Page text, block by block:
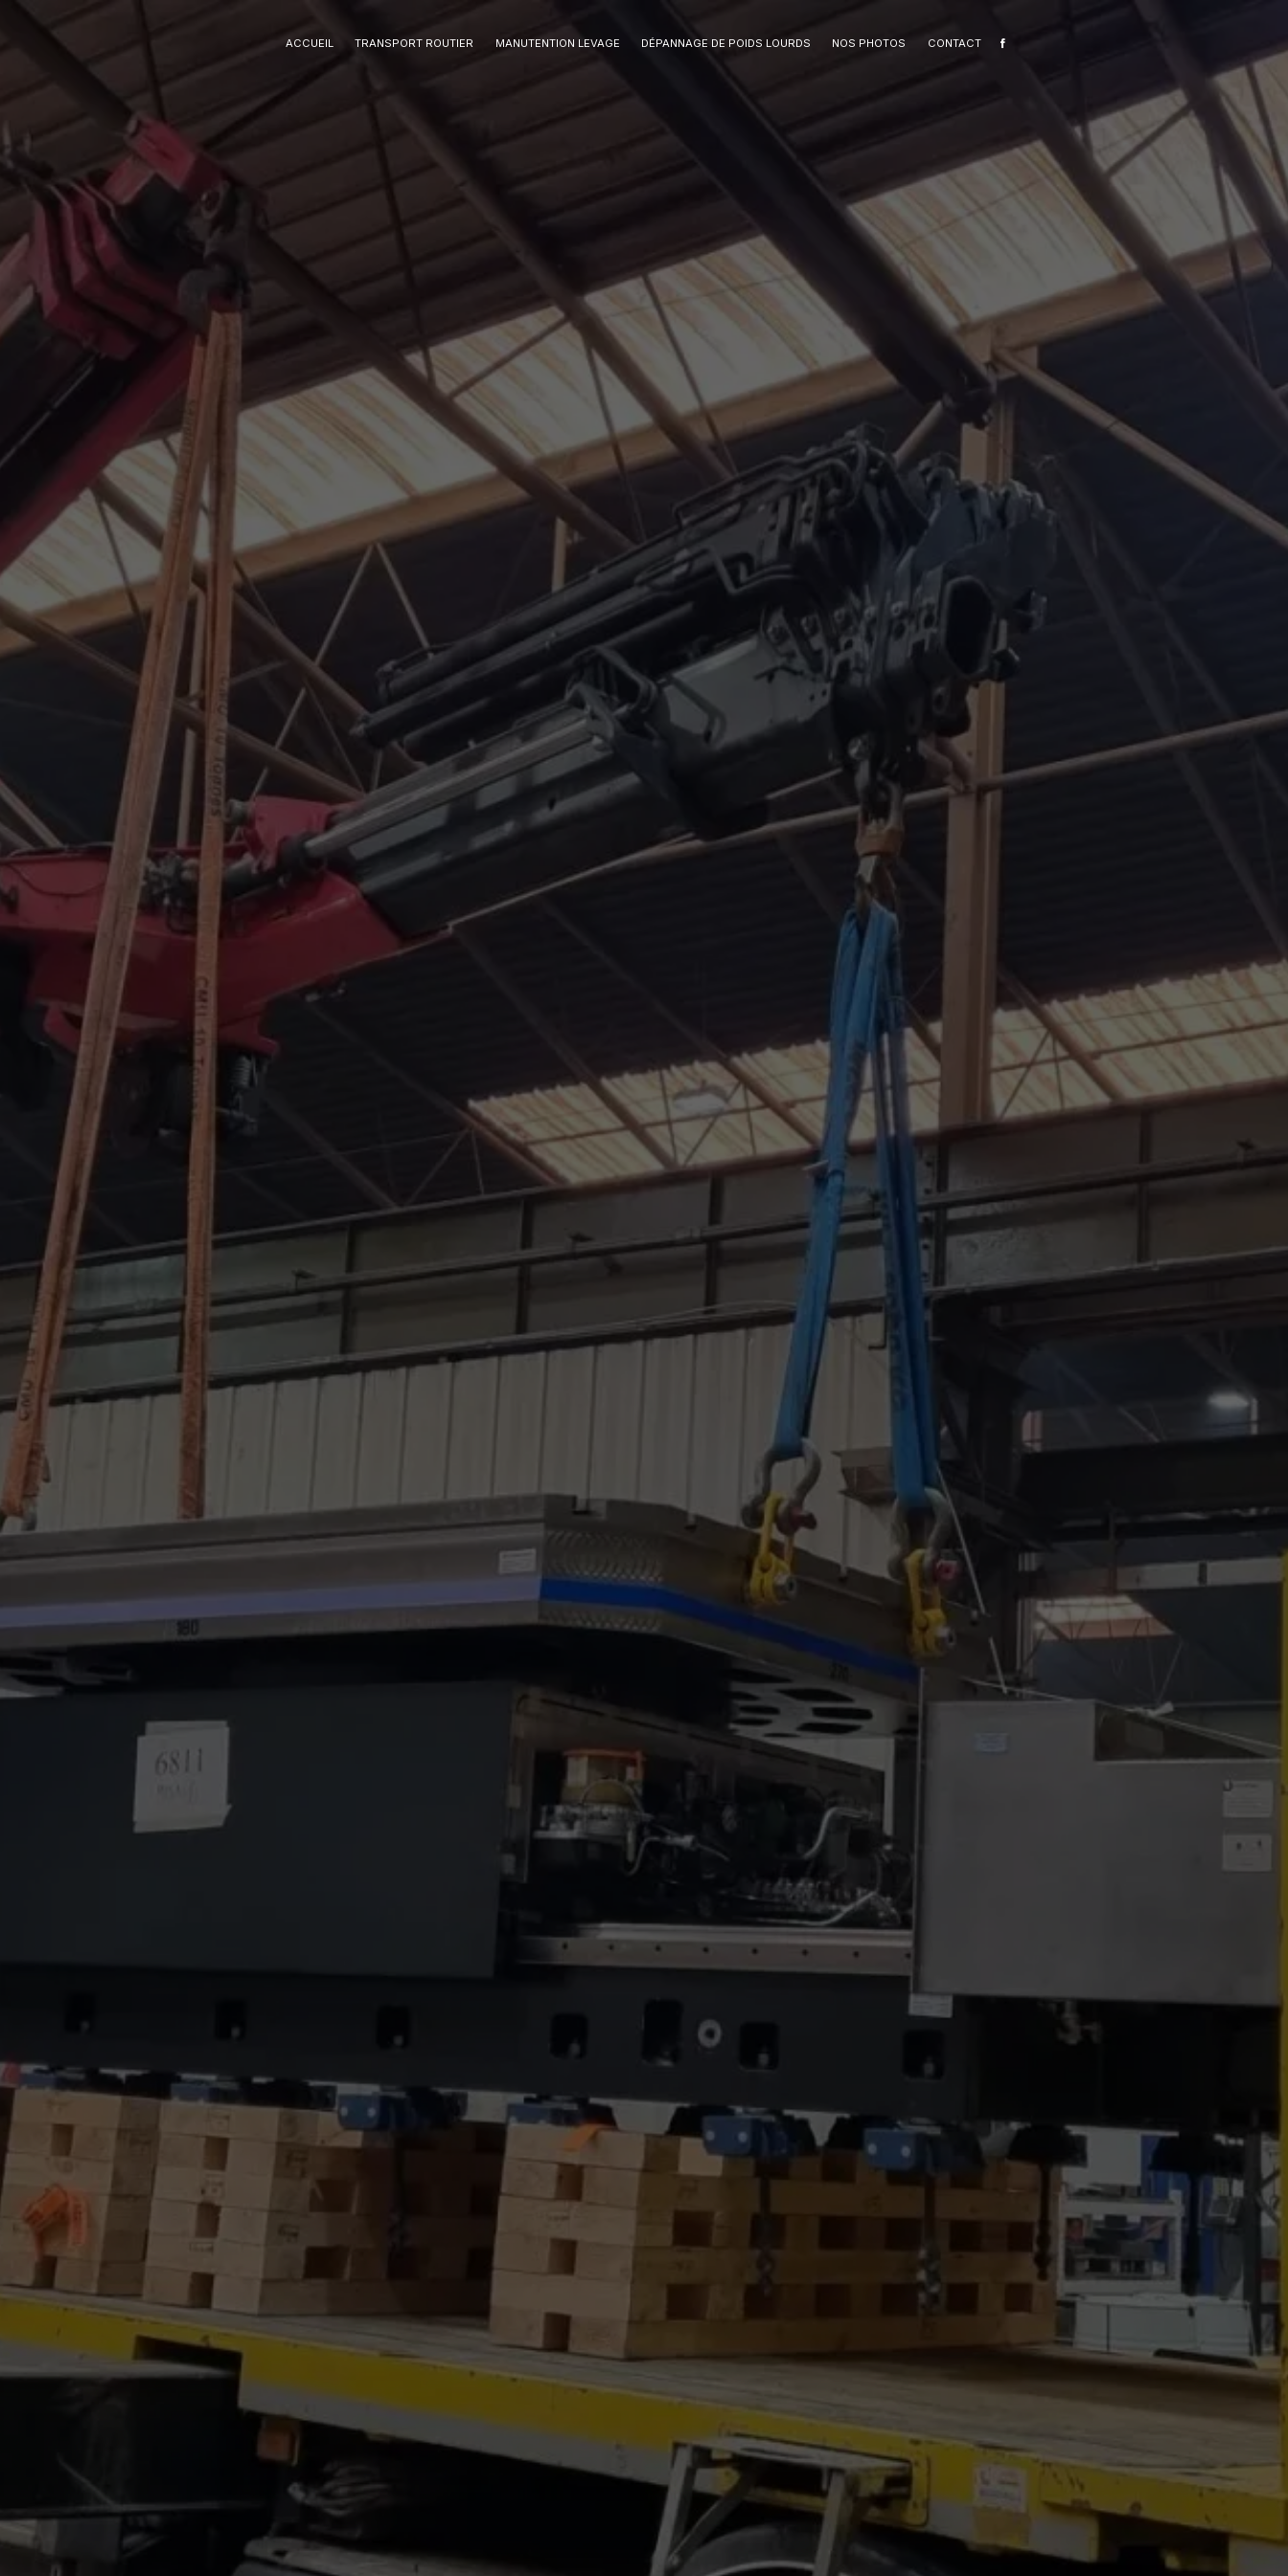
ACCUEIL TRANSPORT ROUTIER MANUTENTION LEVAGE DÉPANNAGE DE POIDS LOURDS NOS PHOTOS CONTACT
Panneau de gestion des cookies